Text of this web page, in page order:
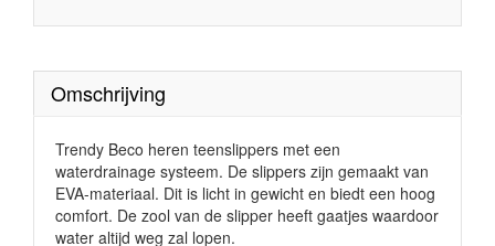
Omschrijving
Trendy Beco heren teenslippers met een
waterdrainage systeem. De slippers zijn gemaakt van
EVA-materiaal. Dit is licht in gewicht en biedt een hoog
comfort. De zool van de slipper heeft gaatjes waardoor
water altijd weg zal lopen.